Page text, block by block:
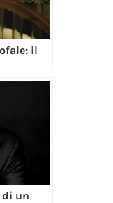
il
di un